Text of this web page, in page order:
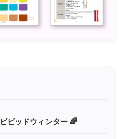
ビビッドウィンター 🌈